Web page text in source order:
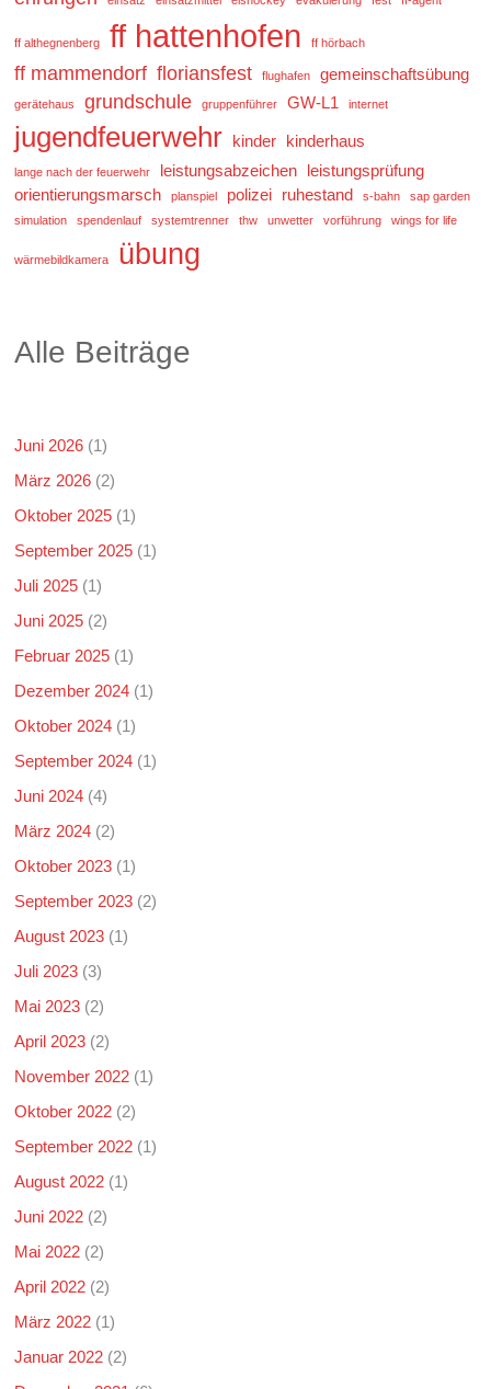
ff althegnenberg ff hattenhofen ff hörbach
ff mammendorf floriansfest flughafen gemeinschaftsübung
gerätehaus grundschule gruppenführer GW-L1 internet
jugendfeuerwehr kinder kinderhaus
lange nach der feuerwehr leistungsabzeichen leistungsprüfung
orientierungsmarsch
planspiel polizei ruhestand s-bahn
sap garden
simulation
spendenlauf systemtrenner thw unwetter vorführung wings for life
wärmebildkamera übung
Alle Beiträge
Juni 2026 (1)
März 2026 (2)
Oktober 2025 (1)
September 2025 (1)
Juli 2025 (1)
Juni 2025 (2)
Februar 2025 (1)
Dezember 2024 (1)
Oktober 2024 (1)
September 2024 (1)
Juni 2024 (4)
März 2024 (2)
Oktober 2023 (1)
September 2023 (2)
August 2023 (1)
Juli 2023 (3)
Mai 2023 (2)
April 2023 (2)
November 2022 (1)
Oktober 2022 (2)
September 2022 (1)
August 2022 (1)
Juni 2022 (2)
Mai 2022 (2)
April 2022 (2)
März 2022 (1)
Januar 2022 (2)